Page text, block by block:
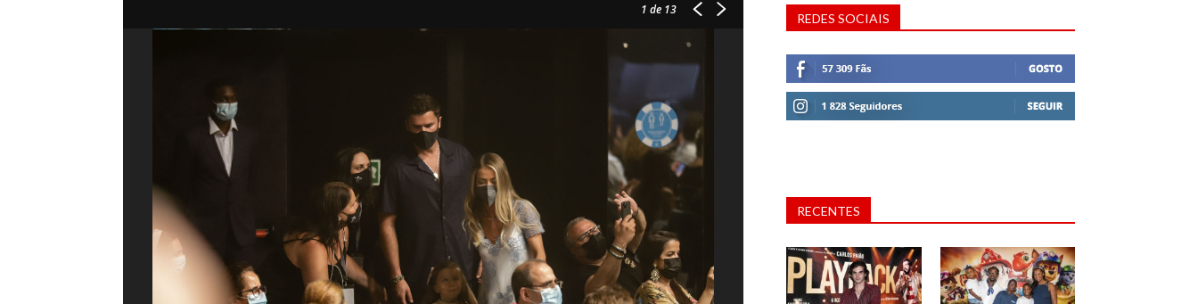
1 de 13
REDES SOCIAIS
RECENTES